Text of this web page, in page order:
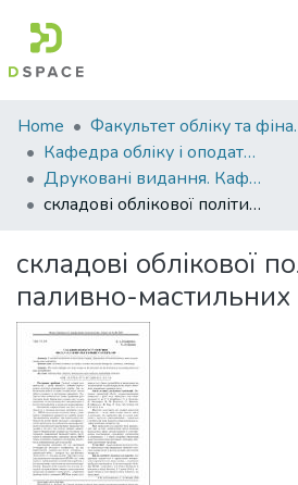
Communities
&
Collections
All of DSpace
Statistics
Home
Кафедра обліку і оподаткування
Друковані видання. Кафедра обліку і оподаткування
складові облікової політики щодо паливно-мастильних м
складові облікової
паливно-